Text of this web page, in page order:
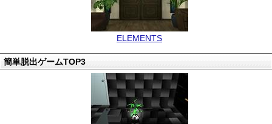
ELEMENTS
簡単脱出ゲームTOP3